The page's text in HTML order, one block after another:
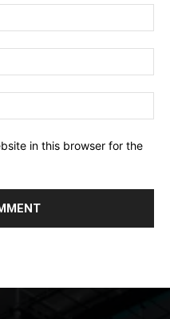
in this browser for the